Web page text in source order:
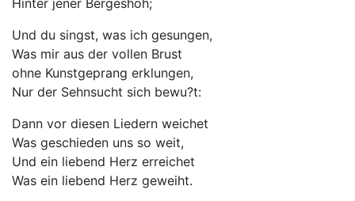
Hinter jener Bergeshoh;
Und du singst, was ich gesungen,
Was mir aus der vollen Brust
ohne Kunstgeprang erklungen,
Nur der Sehnsucht sich bewu?t:
Dann vor diesen Liedern weichet
Was geschieden uns so weit,
Und ein liebend Herz erreichet
Was ein liebend Herz geweiht.